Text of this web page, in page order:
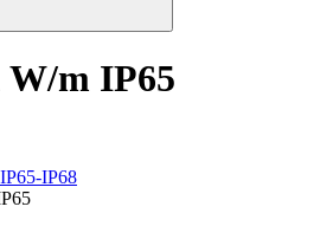
W/m IP65
IP68